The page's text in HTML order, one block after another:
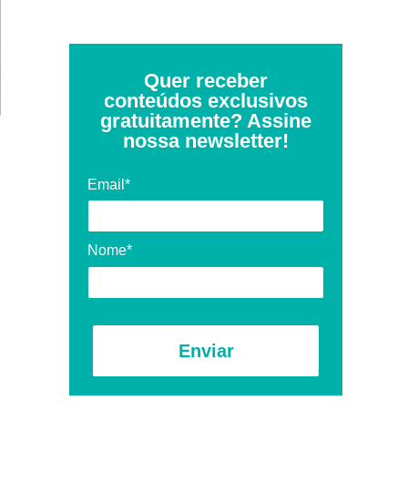
Quer receber
conteúdos exclusivos
gratuitamente? Assine
nossa newsletter!
Email*
Nome*
Enviar